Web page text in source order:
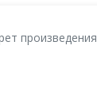
произведения